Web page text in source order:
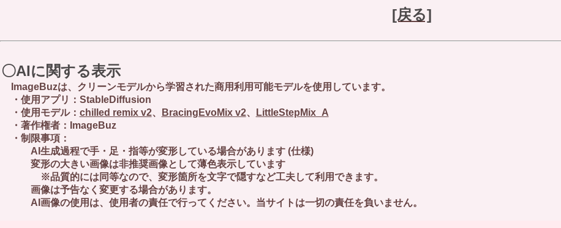
[戻る]
〇AIに関する表示
ImageBuzは、クリーンモデルから学習された商用利用可能モデルを使用しています。
・使用アプリ：StableDiffusion
・使用モデル： chilled remix v2、 BracingEvoMix v2、
LittleStepMix_A
・著作権者：ImageBuz
・制限事項：
AI生成過程で手・足・指等が変形している場合があります (仕様)
変形の大きい画像は非推奨画像として薄色表示しています
※品質的には同等なので、変形箇所を文字で隠すなど工夫して利用できます。
画像は予告なく変更する場合があります。
AI画像の使用は、使用者の責任で行ってください。当サイトは一切の責任を負いません。